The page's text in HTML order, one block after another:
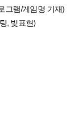
그램/게임명 기재)
, 빛표현)